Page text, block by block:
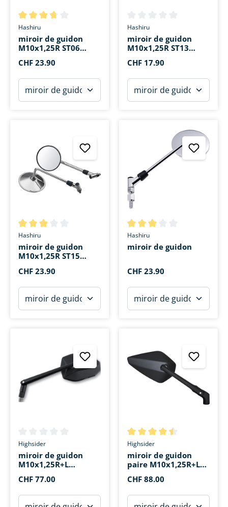
Note moyenne de 3.7 sur 5 étoiles
Hashiru
miroir de guidon
M10x1,25R ST06
CHF 23.90
Note moyenne de 0 sur 5
Hashiru
miroir de guidon
M10x1,25R ST13
CHF 17.90
Note moyenne de 3 sur 5 étoiles
Hashiru
miroir de guidon
M10x1,25R ST15
CHF 23.90
Note moyenne de 3 sur 5
Hashiru
miroir de guidon
CHF 23.90
Note moyenne de 0 sur 5 étoiles
Highsider
miroir de guidon
M10x1,25R+L
CHF 77.00
Note moyenne de 4.4 sur 5
Highsider
miroir de guidon
paire M10x1,25R+L
CHF 88.00